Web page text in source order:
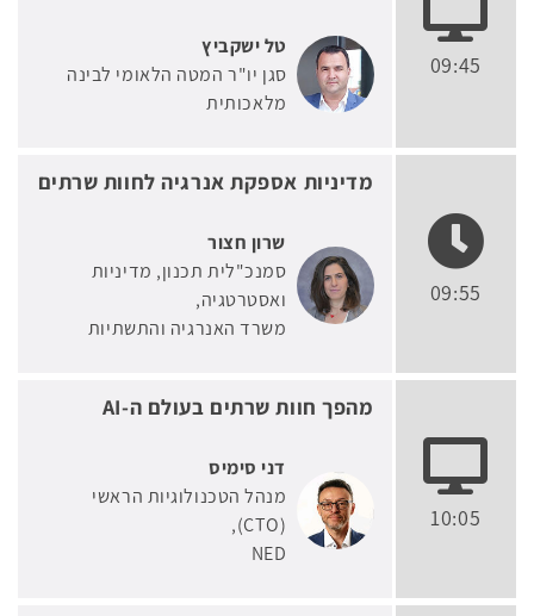
09:45
טל ישקביץ
סגן יו"ר המטה הלאומי לבינה
מלאכותית
09:55
מדיניות אספקת אנרגיה לחוות שרתים
שרון חצור
סמנכ"לית תכנון, מדיניות
ואסטרטגיה
משרד האנרגיה והתשתיות
10:05
מהפך חוות שרתים בעולם ה-AI
דני סימיס
מנהל הטכנולוגיות הראשי
(CTO)
NED